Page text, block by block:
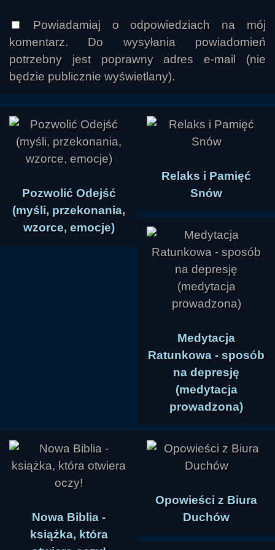
pozostaje otwarte i wymaga dalszych badań,
zarówno w astronomii, jak i w refleksji nad
Powiadamiaj o odpowiedziach na mój
komentarz. Do wysyłania powiadomień
potrzebny jest poprawny adres e-mail (nie
będzie publicznie wyświetlany).
Pozwolić Odejść
(myśli, przekonania,
wzorce, emocje)
Relaks i Pamięć
Snów
Medytacja
Ratunkowa - sposób
na depresję
(medytacja
prowadzona)
Nowa Biblia -
książka, która
Opowieści z Biura
Duchów